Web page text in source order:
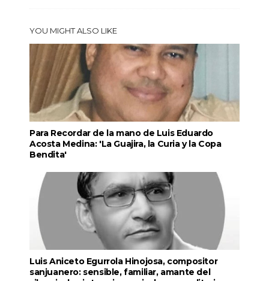
YOU MIGHT ALSO LIKE
Para Recordar de la mano de Luis Eduardo
Acosta Medina: 'La Guajira, la Curia y la Copa
Bendita'
Luis Aniceto Egurrola Hinojosa, compositor
sanjuanero: sensible, familiar, amante del